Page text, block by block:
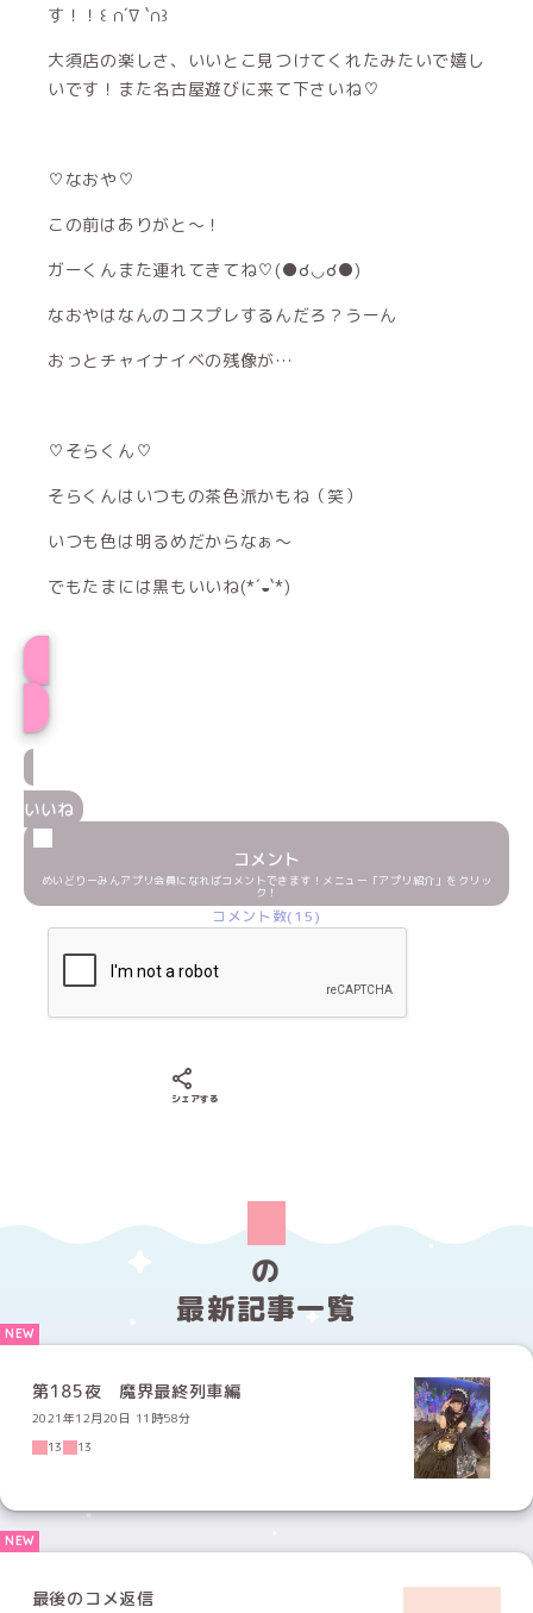
す！！꒰ ∩´∇ `∩꒱
大須店の楽しさ、いいとこ見つけてくれたみたいで嬉し
いです！また名古屋遊びに来て下さいね♡
♡なおや♡
この前はありがと〜！
ガーくんまた連れてきてね♡(●☌◡☌●)
なおやはなんのコスプレするんだろ？うーん
おっとチャイナイベの残像が…
♡そらくん♡
そらくんはいつもの茶色派かもね（笑）
いつも色は明るめだからなぁ〜
でもたまには黒もいいね(*´◒`*)
いいね
コメント
めいどりーみんアプリ会員になればコメントできます！メニュー「アプリ紹介」をクリッ
ク！
コメント数(15)
シェアする
の
最新記事一覧
第185夜 魔界最終列車編
2021年12月20日 11時58分
13
13
最後のコメ返信